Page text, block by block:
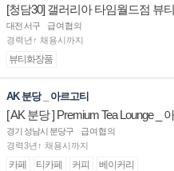
[청담30] 갤러리아 타임월드점 뷰
채용
대전 서구
급여협의
경력년↑ 채용시까지
뷰티화장품
AK 분당 _ 아르고티
[ AK 분당 ] Premium Tea Lounge _
경기 성남시 분당구
급여협의
경력3년↑ 채용시까지
카페 티카페 커피 베이커리